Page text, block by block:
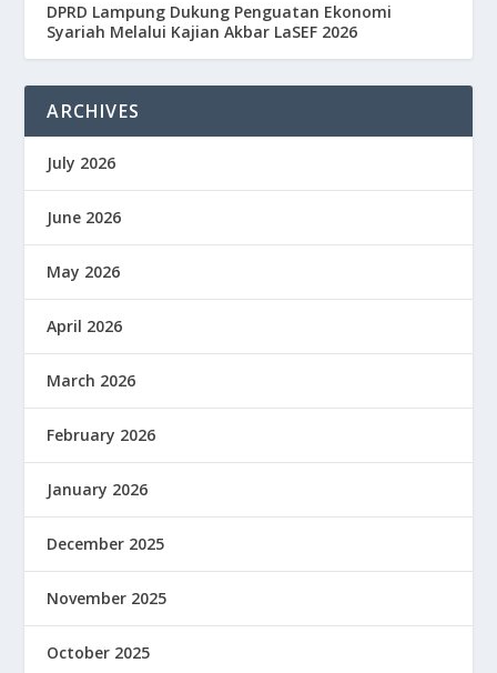
DPRD Lampung Dukung Penguatan Ekonomi
Syariah Melalui Kajian Akbar LaSEF 2026
ARCHIVES
July 2026
June 2026
May 2026
April 2026
March 2026
February 2026
January 2026
December 2025
November 2025
October 2025